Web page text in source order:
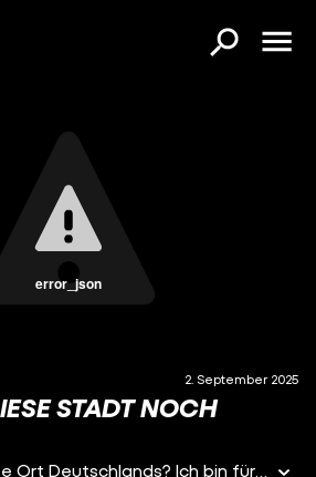
error_json
2. September 2025
STADT NOCH
Ist das der traurigste Ort Deutschlands? Ich bin für euch in der Lutherstadt Eisleben unterwegs – in meiner Heimat Sachsen-Anhalt. Die Stadt gehört zum Landkreis Mansfeld-Südharz und der belegt im Zukunftsatlas Platz 400 - von 400! Nirgendwo in Deutschland hat ein Ort schlechtere Zukunftsaussichten. Die Politik hat im Osten krass versagt – und das merken besonders die Grünen: Bei der letzten Bundestagswahl wählten in Eisleben nur noch 276 Menschen Bündnis 90/Die Grünen. Gemeinsam mit Felix Banaszak, dem neuen Grünen-Vorsitzenden, habe ich mich auf die Suche nach den letzten Wählern seiner Partei gemacht. Doch mir ging es dabei um viel mehr: Strukturwandel ohne Chancen, Abwanderung, leere Innenstädte, Arbeitslosigkeit – und Menschen, die sich von der Politik vergessen fühlen. Kann sie hier jemals wieder Vertrauen zurückgewinnen? Vielen Dank fürs Reinschalten und bis zum nächsten Mal! Quellenliste: https://text.is/P4ZV4 Vielen Dank fürs Reinschalten und bis zum nächsten Mal!